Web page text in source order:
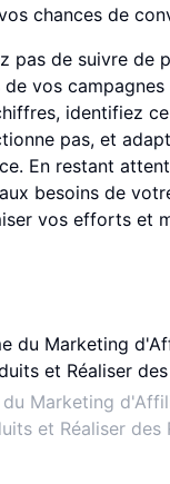
chances de
pas de suivre de
vos
identifiez
pas, et
En restant
besoins de
vos efforts et
Marketing
et Réaliser des